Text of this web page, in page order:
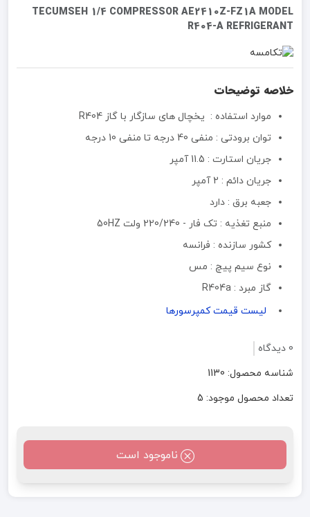
TECUMSEH 1/4 COMPRESSOR AE2410Z-FZ1A MODEL
R404-A REFRIGERANT
خلاصه توضیحات
موارد استفاده : یخچال های سازگار با گاز R404
توان برودتی : منفی 40 درجه تا منفی 10 درجه
جریان استارت : 11.5 آمپر
جریان دائم : 2 آمپر
جعبه برق :‌ دارد
منبع تغذیه :‌ تک فار - 220/240 ولت 50HZ
کشور سازنده : فرانسه
نوع سیم پیچ : مس
گاز مبرد : R404a
لیست قیمت کمپرسورها
0 دیدگاه
شناسه محصول: 1130
تعداد محصول موجود: 5
ناموجود است